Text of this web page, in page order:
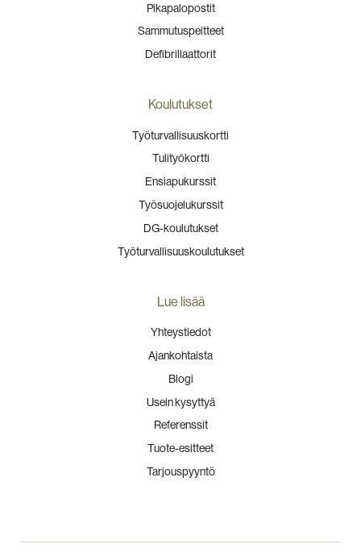
Pikapalopostit
Sammutuspeitteet
Defibrillaattorit
Koulutukset
Työturvallisuuskortti
Tulityökortti
Ensiapukurssit
Työsuojelukurssit
DG-koulutukset
Työturvallisuuskoulutukset
Lue lisää
Yhteystiedot
Ajankohtaista
Blogi
Usein kysyttyä
Referenssit
Tuote-esitteet
Tarjouspyyntö